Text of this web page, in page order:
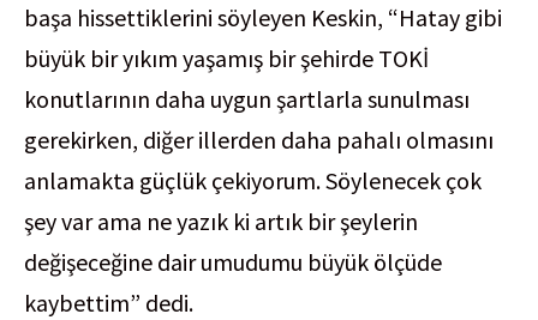
başa hissettiklerini söyleyen Keskin, “Hatay gibi
büyük bir yıkım yaşamış bir şehirde TOKİ
konutlarının daha uygun şartlarla sunulması
gerekirken, diğer illerden daha pahalı olmasını
anlamakta güçlük çekiyorum. Söylenecek çok
şey var ama ne yazık ki artık bir şeylerin
değişeceğine dair umudumu büyük ölçüde
kaybettim” dedi.